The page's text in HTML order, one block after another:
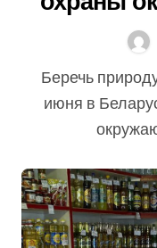
Беречь природу для будущих поколений. 5
июня в